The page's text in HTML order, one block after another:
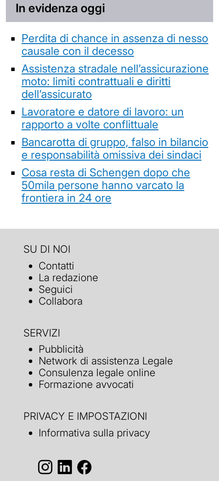
In evidenza oggi
Perdita di chance in assenza di nesso
causale con il decesso
Assistenza stradale nell’assicurazione
moto: limiti contrattuali e diritti
dell’assicurato
Lavoratore e datore di lavoro: un
rapporto a volte conflittuale
Bancarotta di gruppo, falso in bilancio
e responsabilità omissiva dei sindaci
Cosa resta di Schengen dopo che
50mila persone hanno varcato la
frontiera in 24 ore
SU DI NOI
Contatti
La redazione
Seguici
Collabora
SERVIZI
Pubblicità
Network di assistenza Legale
Consulenza legale online
Formazione avvocati
PRIVACY E IMPOSTAZIONI
Informativa sulla privacy